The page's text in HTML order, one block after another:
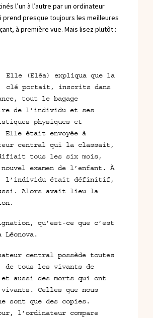
l’un à l’autre par un ordinateur
prend presque toujours les meilleures
à première vue. Mais lisez plutôt :
Elle (Eléa) expliqua que la
clé portait, inscrits dans
tout le bagage
de l’individu et ses
physiques et
Elle était envoyée à
central qui la classait,
tous les six mois,
examen de l’enfant. À
l’individu était définitif,
Alors avait lieu la
qu’est-ce que c’est
Léonova.
central possède toutes
de tous les vivants de
et aussi des morts qui ont
Celles que nous
sont que des copies.
l’ordinateur compare